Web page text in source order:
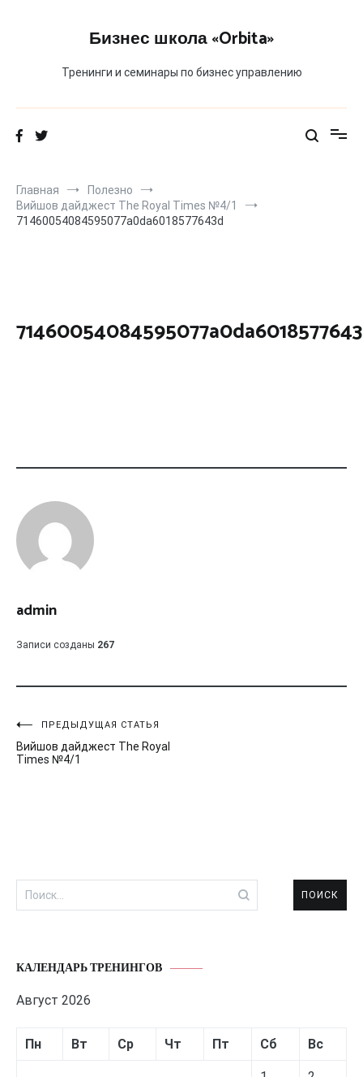
Бизнес школа «Orbita»
Тренинги и семинары по бизнес управлению
Главная
Полезно
Вийшов дайджест The Royal Times №4/1
71460054084595077a0da6018577643d
admin
Записи созданы 267
Навигация
по
ПРЕДЫДУЩАЯ СТАТЬЯ
Вийшов дайджест The Royal
Times №4/1
Найти:
КАЛЕНДАРЬ ТРЕНИНГОВ
Август 2026
Пн Вт Ср Чт Пт Сб Вс